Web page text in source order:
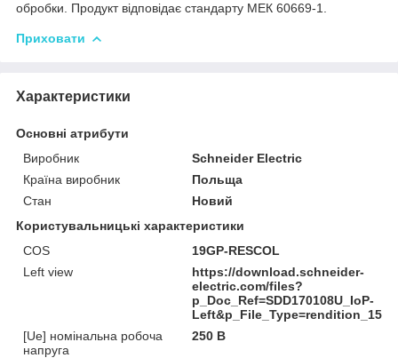
обробки. Продукт відповідає стандарту МЕК 60669-1.
Приховати
Характеристики
Основні атрибути
Виробник
Schneider Electric
Країна виробник
Польща
Стан
Новий
Користувальницькі характеристики
COS
19GP-RESCOL
Left view
https://download.schneider-
electric.com/files?
p_Doc_Ref=SDD170108U_IoP-
[Ue] номінальна робоча
напруга
250 В